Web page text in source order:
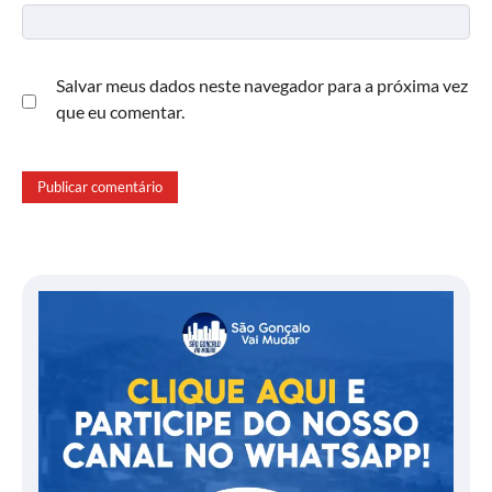
Salvar meus dados neste navegador para a próxima vez
que eu comentar.